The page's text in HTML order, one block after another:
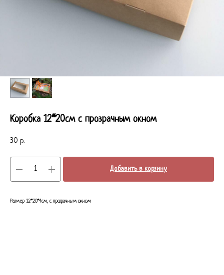
Коробка 12*20см с прозрачным окном
30 р.
Добавить в корзину
Размер 12*20*4см, с прозрачным окном